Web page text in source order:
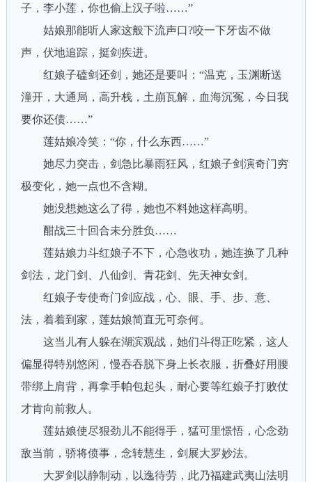
子，李小莲，你也偷上汉子啦……”
姑娘那能听人家这般下流声口?咬一下牙齿不做
声，伏地追踪，挺剑疾进。
红娘子磕剑还剑，她还是要叫：“温克，玉渊断送
潼开，大通局，高升栈，土崩瓦解，血海沉冤，今日我
要你还债……”
莲姑娘冷笑：“你，什么东西……”
她尽力突击，剑急比暴雨狂风，红娘子剑演奇门穷
极变化，她一点也不含糊。
她没想她这么了得，她也不料她这样高明。
酣战三十回合未分胜负……
莲姑娘力斗红娘子不下，心急收功，她连换了几种
剑法，龙门剑、八仙剑、青花剑、先天神女剑。
红娘子专使奇门剑应战，心、眼、手、步、意、
法，着着到家，莲姑娘简直无可奈何。
这当儿有人躲在湖滨观战，她们斗得正吃紧，这人
偏显得特别悠闲，慢吞吞脱下身上长衣服，折叠好用腰
带绑上肩背，再拿手帕包起头，耐心要等红娘子打败仗
才肯向前救人。
莲姑娘使尽狠劲儿不能得手，猛可里憬悟，心念劲
敌当前，骄将偾事，念转慧生，剑展大罗妙法。
大罗剑以静制动，以逸待劳，此乃福建武夷山法明